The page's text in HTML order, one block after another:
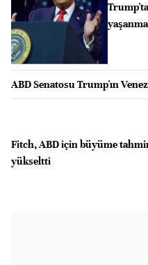
ABD Senatosu Trump'ın
Fitch, ABD için büyüme
yükseltti